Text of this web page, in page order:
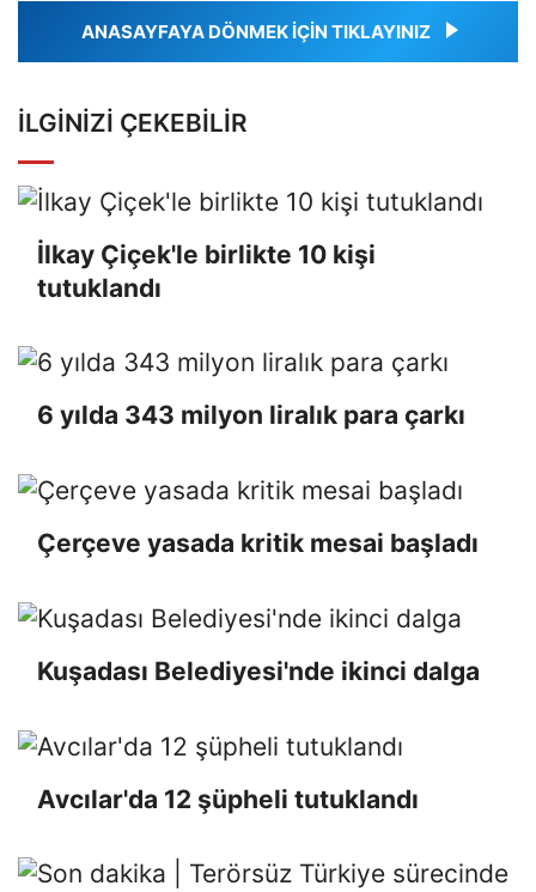
ANASAYFAYA DÖNMEK İÇİN TIKLAYINIZ
İLGINIZI ÇEKEBILIR
İlkay Çiçek'le birlikte 10 kişi
tutuklandı
6 yılda 343 milyon liralık para çarkı
Çerçeve yasada kritik mesai başladı
Kuşadası Belediyesi'nde ikinci dalga
Avcılar'da 12 şüpheli tutuklandı